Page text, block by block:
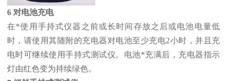
6 对电池充电
在*使用手持式仪器之前或长时间存放之后或电池电量低
时，请使用其随附的充电器对电池至少充电2小时，并且充
电时可继续使用手持式测试仪。电池*充满后，充电器指示
灯由红色变为持续绿色。